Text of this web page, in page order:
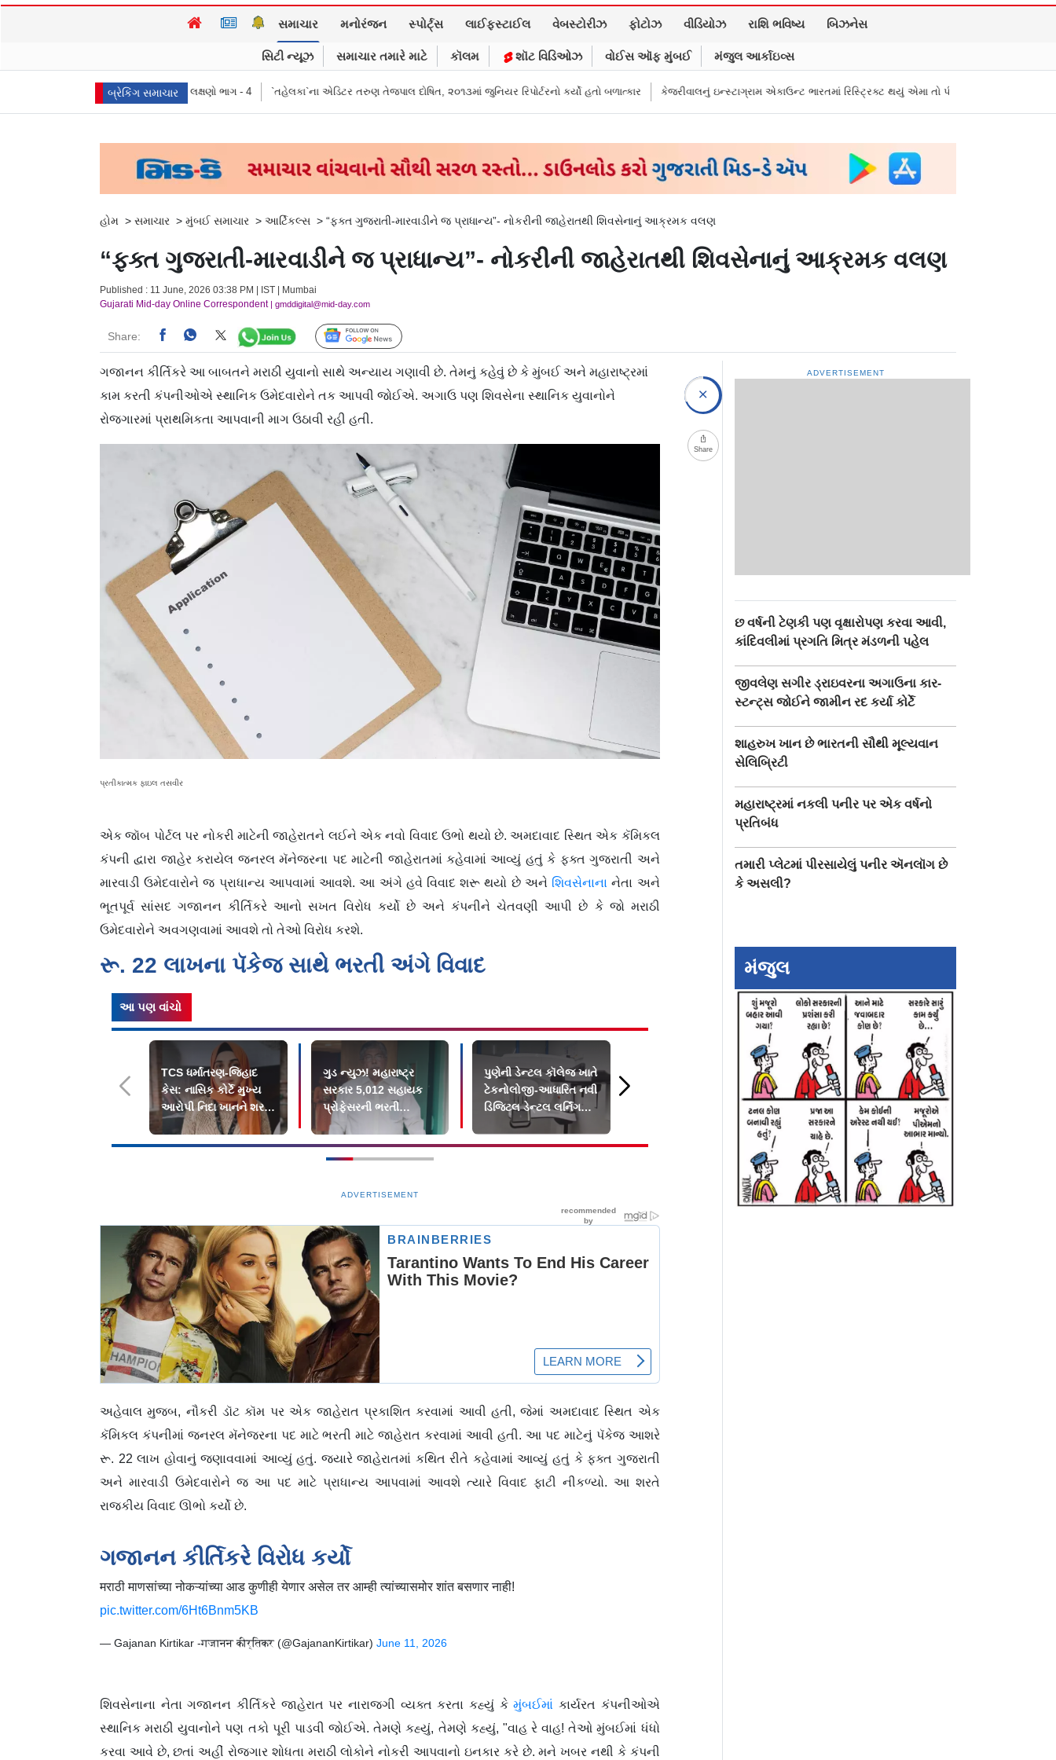
સમાચાર મનોરંજન સ્પોર્ટ્સ લાઈફસ્ટાઈલ વેબસ્ટોરીઝ ફોટોઝ વીડિયોઝ રાશિ ભવિષ્ય બિઝનેસ
સિટી ન્યૂઝ સમાચાર તમારે માટે કૉલમ શૉટ વિડિઓઝ વોઈસ ઑફ મુંબઈ મંજુલ આર્કાઇવ્સ
બ્રેકિંગ સમાચાર
પ્રતીકો, પ્રભાવ, અને લક્ષણો ભાગ - 4 `તહેલકા`ના એડિટર તરુણ તેજપાલ દોષિત, ૨૦૧૩માં જુનિયર રિપોર્ટરનો કર્યો હતો બળાત્કાર કેજરીવાલનું ઇન્સ્ટાગ્રામ એકાઉન્ટ ભારતમાં રિસ્ટ્રિક્ટ થયું એમા તો પીએમ મોદીને સંભળાવ્યું
હોમ > સમાચાર > મુંબઈ સમાચાર > આર્ટિકલ્સ > “ફક્ત ગુજરાતી-મારવાડીને જ પ્રાધાન્ય”- નોકરીની જાહેરાતથી શિવસેનાનું આક્રમક વલણ
“ફક્ત ગુજરાતી-મારવાડીને જ પ્રાધાન્ય”- નોકરીની જાહેરાતથી શિવસેનાનું આક્રમક વલણ
Published : 11 June, 2026 03:38 PM | IST | Mumbai
Gujarati Mid-day Online Correspondent| gmddigital@mid-day.com
Share: Follow Us
ગજાનન કીર્તિકરે આ બાબતને મરાઠી યુવાનો સાથે અન્યાય ગણાવી છે. તેમનું કહેવું છે કે મુંબઈ અને મહારાષ્ટ્રમાં
કામ કરતી કંપનીઓએ સ્થાનિક ઉમેદવારોને તક આપવી જોઈએ. અગાઉ પણ શિવસેના સ્થાનિક યુવાનોને
રોજગારમાં પ્રાથમિકતા આપવાની માગ ઉઠાવી રહી હતી.
પ્રતીકાત્મક ફાઇલ તસવીર
એક જૉબ પોર્ટલ પર નોકરી માટેની જાહેરાતને લઈને એક નવો વિવાદ ઉભો થયો છે. અમદાવાદ સ્થિત એક કૅમિકલ
કંપની દ્વારા જાહેર કરાયેલ જનરલ મૅનેજરના પદ માટેની જાહેરાતમાં કહેવામાં આવ્યું હતું કે ફક્ત ગુજરાતી અને
મારવાડી ઉમેદવારોને જ પ્રાધાન્ય આપવામાં આવશે. આ અંગે હવે વિવાદ શરૂ થયો છે અને શિવસેનાનાનેતા અને
ભૂતપૂર્વ સાંસદ ગજાનન કીર્તિકરે આનો સખત વિરોધ કર્યો છે અને કંપનીને ચેતવણી આપી છે કે જો મરાઠી
ઉમેદવારોને અવગણવામાં આવશે તો તેઓ વિરોધ કરશે.
રૂ. 22 લાખના પૅકેજ સાથે ભરતી અંગે વિવાદ
આ પણ વાંચો
TCS ધર્માંતરણ-જિહાદ
કેસ: નાસિક કોર્ટે મુખ્ય
આરોપી નિદા ખાનને શરતી
જામીન આપ્યા
ગુડ ન્યુઝ! મહારાષ્ટ્ર
સરકાર 5,012 સહાયક
પ્રોફેસરની ભરતી
પ્રક્રિયા ઝડપી બનાવશે
પુણેની ડેન્ટલ કૉલેજ ખાતે
ટેકનોલોજી-આધારિત નવી
ડિજિટલ ડેન્ટલ લર્નિંગ
પહેલ શરૂ
MPSCની ડ્રગ
ઇન્સ્પેક્ટરની પરીક્ષાનું
પેપર લીકની વાત ખોટી
હતી? હવે ફરિયાદીએ
જ…
ADVERTISEMENT
અહેવાલ મુજબ, નૌકરી ડૉટ કૉમ પર એક જાહેરાત પ્રકાશિત કરવામાં આવી હતી, જેમાં અમદાવાદ સ્થિત એક
કૅમિકલ કંપનીમાં જનરલ મૅનેજરના પદ માટે ભરતી માટે જાહેરાત કરવામાં આવી હતી. આ પદ માટેનું પૅકેજ આશરે
રૂ. 22 લાખ હોવાનું જણાવવામાં આવ્યું હતું. જ્યારે જાહેરાતમાં કથિત રીતે કહેવામાં આવ્યું હતું કે ફક્ત ગુજરાતી
અને મારવાડી ઉમેદવારોને જ આ પદ માટે પ્રાધાન્ય આપવામાં આવશે ત્યારે વિવાદ ફાટી નીકળ્યો. આ શરતે
રાજકીય વિવાદ ઊભો કર્યો છે.
ગજાનન કીર્તિકરે વિરોધ કર્યો
मराठी माणसांच्या नोकऱ्यांच्या आड कुणीही येणार असेल तर आम्ही त्यांच्यासमोर शांत बसणार नाही!
pic.twitter.com/6Ht6Bnm5KB
— Gajanan Kirtikar -गजानन कीर्तिकर (@GajananKirtikar) June 11, 2026
શિવસેનાના નેતા ગજાનન કીર્તિકરે જાહેરાત પર નારાજગી વ્યક્ત કરતા કહ્યું કેમુંબઈમાં કાર્યરત કંપનીઓએ
સ્થાનિક મરાઠી યુવાનોને પણ તકો પૂરી પાડવી જોઈએ. તેમણે કહ્યું, તેમણે કહ્યું, "વાહ રે વાહ! તેઓ મુંબઈમાં ધંધો
કરવા આવે છે, છતાં અહીં રોજગાર શોધતા મરાઠી લોકોને નોકરી આપવાનો ઇનકાર કરે છે. મને ખબર નથી કે કંપની
Share
ADVERTISEMENT
છ વર્ષની ટેણકી પણ વૃક્ષારોપણ કરવા આવી,
કાંદિવલીમાં પ્રગતિ મિત્ર મંડળની પહેલ
જીવલેણ સગીર ડ્રાઇવરના અગાઉના કાર-
સ્ટન્ટ‍્સ જોઈને જામીન રદ કર્યા કોર્ટે
શાહરુખ ખાન છે ભારતની સૌથી મૂલ્યવાન
સેલિબ્રિટી
મહારાષ્ટ્રમાં નકલી પનીર પર એક વર્ષનો
પ્રતિબંધ
તમારી પ્લેટમાં પીરસાયેલું પનીર ઍનલૉગ છે
કે અસલી?
મંજુલ